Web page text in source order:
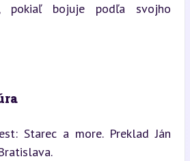
pokiaľ bojuje podľa svojho
Starec a more. Preklad Ján